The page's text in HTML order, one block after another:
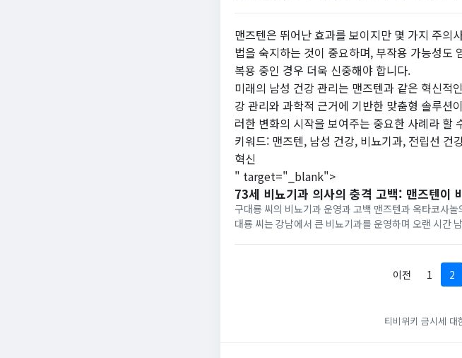
맨즈텐은 뛰어난 효과를 보이지만 몇 가지 주의
법을 숙지하는 것이 중요하며, 부작용 가능성도
복용 중인 경우 더욱 신중해야 합니다.
미래의 남성 건강 관리는 맨즈텐과 같은 혁신적
강 관리와 과학적 근거에 기반한 맞춤형 솔루션
러한 변화의 시작을 보여주는 중요한 사례라 할
키워드: 맨즈텐, 남성 건강, 비뇨기과, 전립선 건
혁신
" target="_blank">
73세 비뇨기과 의사의 충격 고백: 맨즈텐이
구대룡 씨의 비뇨기과 운영과 고백 맨즈텐과 옥타코사놀의 놀라
대룡 씨는 강남에서 큰 비뇨기과를 운영하며 오랜 시간
이전
1 2
티비위키 금시세 대